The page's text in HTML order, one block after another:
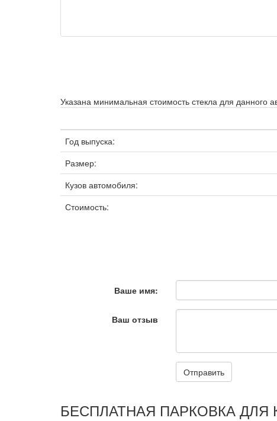
Указана минимальная стоимость стекла для
Год выпуска:
Размер:
Кузов автомобиля:
Стоимость:
Ваше имя:
Ваш отзыв
Отправить
БЕСПЛАТНАЯ ПАРКОВКА ДЛЯ